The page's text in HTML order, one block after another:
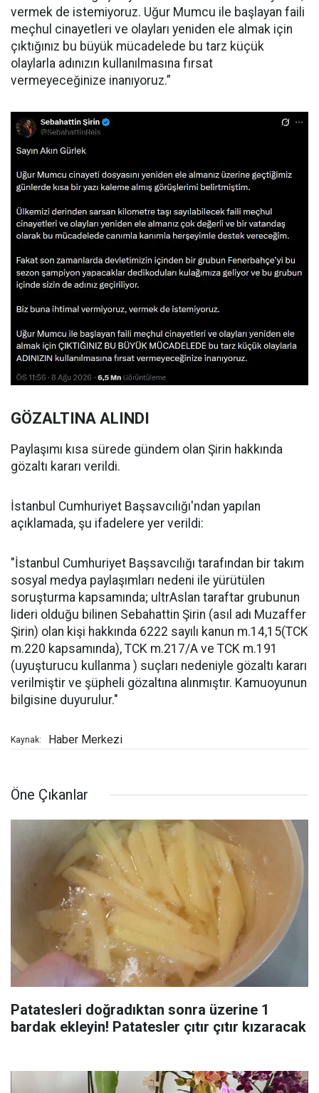
vermek de istemiyoruz. Uğur Mumcu ile başlayan faili
meçhul cinayetleri ve olayları yeniden ele almak için
çıktığınız bu büyük mücadelede bu tarz küçük
olaylarla adınızın kullanılmasına fırsat
vermeyeceğinize inanıyoruz.”
GÖZALTINA ALINDI
Paylaşımı kısa sürede gündem olan Şirin hakkında
gözaltı kararı verildi.
İstanbul Cumhuriyet Başsavcılığı'ndan yapılan
açıklamada, şu ifadelere yer verildi:
"İstanbul Cumhuriyet Başsavcılığı tarafından bir takım
sosyal medya paylaşımları nedeni ile yürütülen
soruşturma kapsamında; ultrAslan taraftar grubunun
lideri olduğu bilinen Sebahattin Şirin (asıl adı Muzaffer
Şirin) olan kişi hakkında 6222 sayılı kanun m.14,15(TCK
m.220 kapsamında), TCK m.217/A ve TCK m.191
(uyuşturucu kullanma ) suçları nedeniyle gözaltı kararı
verilmiştir ve şüpheli gözaltına alınmıştır. Kamuoyunun
bilgisine duyurulur."
Kaynak: Haber Merkezi
Öne Çıkanlar
Patatesleri doğradıktan sonra üzerine 1
bardak ekleyin! Patatesler çıtır çıtır kızaracak